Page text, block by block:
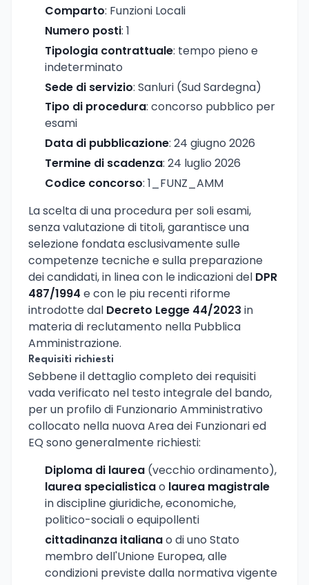
Comparto: Funzioni Locali
Numero posti: 1
Tipologia contrattuale: tempo pieno e
indeterminato
Sede di servizio: Sanluri (Sud Sardegna)
Tipo di procedura: concorso pubblico per
esami
Data di pubblicazione: 24 giugno 2026
Termine di scadenza: 24 luglio 2026
Codice concorso: 1_FUNZ_AMM
La scelta di una procedura per soli esami,
senza valutazione di titoli, garantisce una
selezione fondata esclusivamente sulle
competenze tecniche e sulla preparazione
dei candidati, in linea con le indicazioni del DPR
487/1994 e con le piu recenti riforme
introdotte dal Decreto Legge 44/2023 in
materia di reclutamento nella Pubblica
Amministrazione.
Requisiti richiesti
Sebbene il dettaglio completo dei requisiti
vada verificato nel testo integrale del bando,
per un profilo di Funzionario Amministrativo
collocato nella nuova Area dei Funzionari ed
EQ sono generalmente richiesti:
Diploma di laurea (vecchio ordinamento),
laurea specialisticao laurea magistrale
in discipline giuridiche, economiche,
politico-sociali o equipollenti
cittadinanza italianao di uno Stato
membro dell'Unione Europea, alle
condizioni previste dalla normativa vigente